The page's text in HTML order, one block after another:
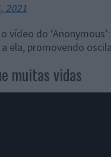
2021
do
ela, promovendo
muitas vidas